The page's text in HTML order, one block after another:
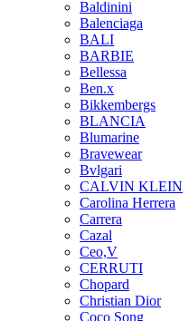
Baldinini
Balenciaga
BALI
BARBIE
Bellessa
Ben.x
Bikkembergs
BLANCIA
Blumarine
Bravewear
Bvlgari
CALVIN KLEIN
Carolina Herrera
Carrera
Cazal
Ceo,V
CERRUTI
Chopard
Christian Dior
Coco Song